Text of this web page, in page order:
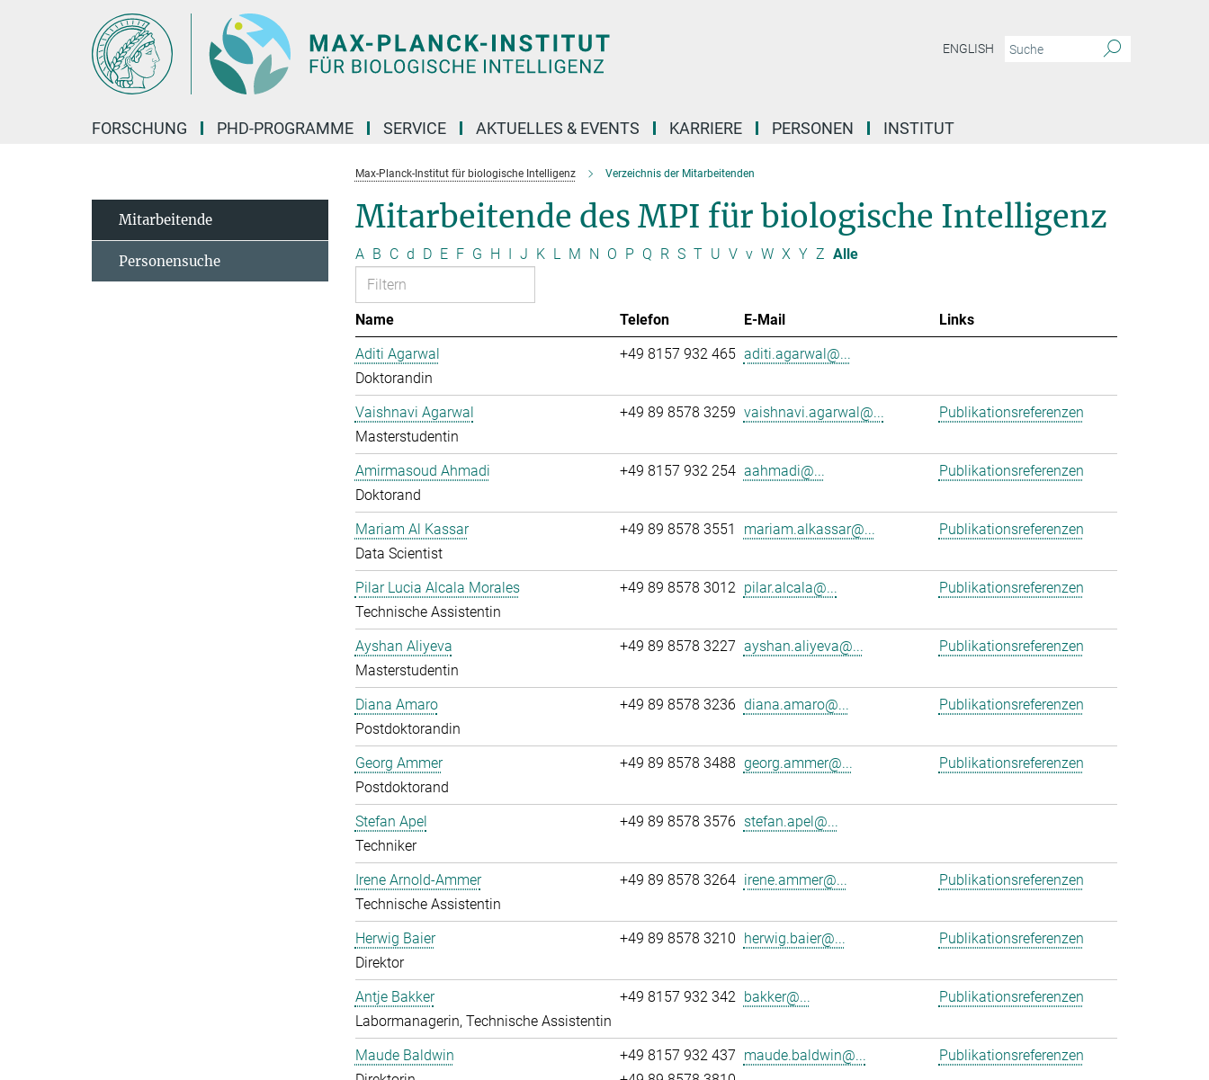
ENGLISH
FORSCHUNG PHD-PROGRAMME SERVICE AKTUELLES & EVENTS KARRIERE PERSONEN INSTITUT
Max-Planck-Institut für biologische Intelligenz Verzeichnis der Mitarbeitenden
Mitarbeitende des MPI für biologische Intelligenz
A B C d D E F G H I J K L M N O P Q R S T U V v W X Y Z Alle
Name Telefon E-Mail
Links
Aditi Agarwal
Doktorandin
+49 8157 932 465 aditi.agarwal@...
Vaishnavi Agarwal
Masterstudentin
+49 89 8578 3259 vaishnavi.agarwal@... Publikationsreferenzen
Amirmasoud Ahmadi
Doktorand
+49 8157 932 254 aahmadi@... Publikationsreferenzen
Mariam Al Kassar
Data Scientist
+49 89 8578 3551 mariam.alkassar@... Publikationsreferenzen
Pilar Lucia Alcala Morales
Technische Assistentin
+49 89 8578 3012 pilar.alcala@... Publikationsreferenzen
Ayshan Aliyeva
Masterstudentin
+49 89 8578 3227 ayshan.aliyeva@... Publikationsreferenzen
Diana Amaro
Postdoktorandin
+49 89 8578 3236 diana.amaro@... Publikationsreferenzen
Georg Ammer
Postdoktorand
+49 89 8578 3488 georg.ammer@... Publikationsreferenzen
Stefan Apel
Techniker
+49 89 8578 3576 stefan.apel@...
Irene Arnold-Ammer
Technische Assistentin
+49 89 8578 3264 irene.ammer@... Publikationsreferenzen
Herwig Baier
Direktor
+49 89 8578 3210 herwig.baier@... Publikationsreferenzen
Antje Bakker
Labormanagerin, Technische Assistentin
+49 8157 932 342 bakker@... Publikationsreferenzen
Maude Baldwin
+49 8157 932 437 maude.baldwin@... Publikationsreferenzen
Mitarbeitende
Personensuche